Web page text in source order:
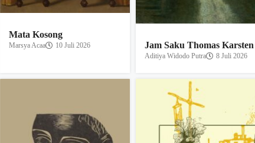
Mata Kosong
Marsya Acaa 10 Juli 2026 Jam Saku Thomas Karsten
Aditiya Widodo Putra 8 Juli 2026